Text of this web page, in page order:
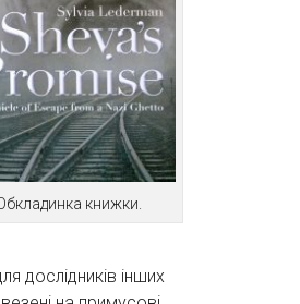
книжки.
дослідників інших